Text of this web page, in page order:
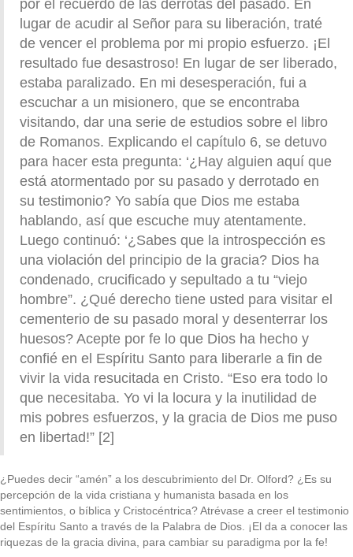
por el recuerdo de las derrotas del pasado. En
lugar de acudir al Señor para su liberación, traté
de vencer el problema por mi propio esfuerzo. ¡El
resultado fue desastroso! En lugar de ser liberado,
estaba paralizado. En mi desesperación, fui a
escuchar a un misionero, que se encontraba
visitando, dar una serie de estudios sobre el libro
de Romanos. Explicando el capítulo 6, se detuvo
para hacer esta pregunta: ‘¿Hay alguien aquí que
está atormentado por su pasado y derrotado en
su testimonio? Yo sabía que Dios me estaba
hablando, así que escuche muy atentamente.
Luego continuó: ‘¿Sabes que la introspección es
una violación del principio de la gracia? Dios ha
condenado, crucificado y sepultado a tu “viejo
hombre”. ¿Qué derecho tiene usted para visitar el
cementerio de su pasado moral y desenterrar los
huesos? Acepte por fe lo que Dios ha hecho y
confié en el Espíritu Santo para liberarle a fin de
vivir la vida resucitada en Cristo. “Eso era todo lo
que necesitaba. Yo vi la locura y la inutilidad de
mis pobres esfuerzos, y la gracia de Dios me puso
en libertad!” [2]
¿Puedes decir “amén” a los descubrimiento del Dr. Olford? ¿Es su
percepción de la vida cristiana y humanista basada en los
sentimientos, o bíblica y Cristocéntrica? Atrévase a creer el testimonio
del Espíritu Santo a través de la Palabra de Dios. ¡El da a conocer las
riquezas de la gracia divina, para cambiar su paradigma por la fe!